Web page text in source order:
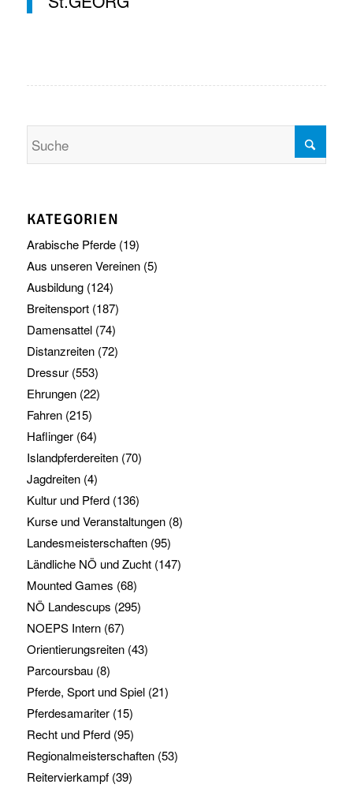
KATEGORIEN
Arabische Pferde(19)
Aus unseren Vereinen(5)
Ausbildung(124)
Breitensport(187)
Damensattel(74)
Distanzreiten(72)
Dressur(553)
Ehrungen(22)
Fahren(215)
Haflinger(64)
Islandpferdereiten(70)
Jagdreiten(4)
Kultur und Pferd(136)
Kurse und Veranstaltungen(8)
Landesmeisterschaften(95)
Ländliche NÖ und Zucht(147)
Mounted Games (68)
NÖ Landescups (295)
NOEPS Intern(67)
Orientierungsreiten(43)
Parcoursbau(8)
Pferde, Sport und Spiel(21)
Pferdesamariter(15)
Recht und Pferd(95)
Regionalmeisterschaften(53)
Reitervierkampf(39)